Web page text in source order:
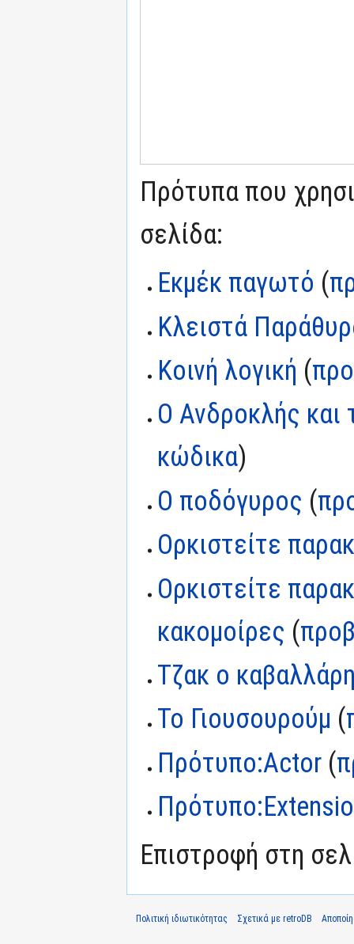
Πρότυπα που
σελίδα:
Εκμέκ παγωτό (
Κλειστά
Κοινή λογική (
Ο Ανδροκλής και
κώδικα)
Ο ποδόγυρος (
Ορκιστείτε
Ορκιστείτε
κακομοίρες (
Τζακ ο
Το Γιουσουρούμ (
Πρότυπο:Actor (
Επιστροφή στη
Πολιτική ιδιωτικότητας Σχετικά με retroDB